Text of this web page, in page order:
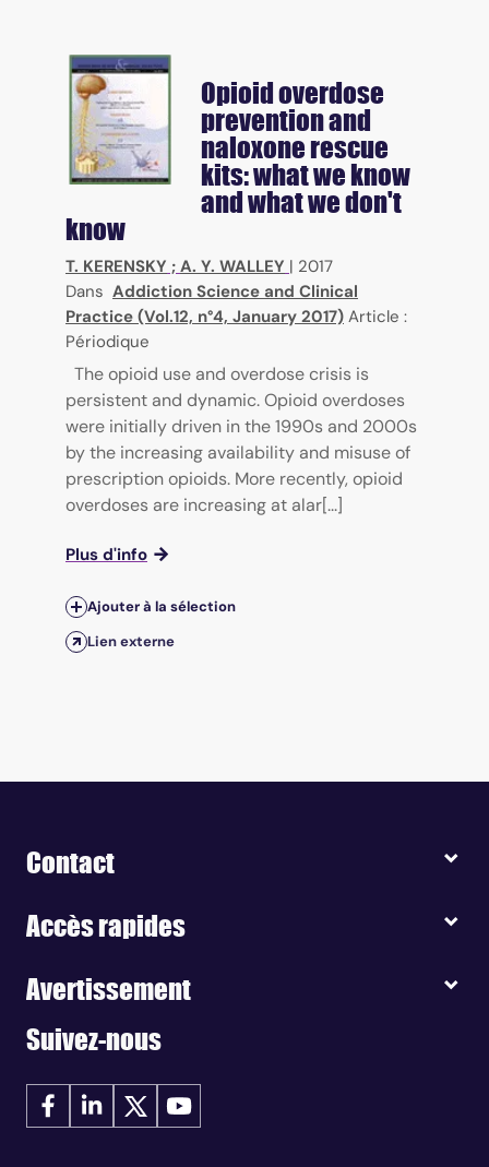
Opioid overdose
prevention and
naloxone rescue
kits: what we know
and what we don't
know
T. KERENSKY ; A. Y. WALLEY | 2017
Dans Addiction Science and Clinical
Practice (Vol.12, n°4, January 2017) Article :
Périodique
The opioid use and overdose crisis is
persistent and dynamic. Opioid overdoses
were initially driven in the 1990s and 2000s
by the increasing availability and misuse of
prescription opioids. More recently, opioid
overdoses are increasing at alar[...]
Plus d'info
Ajouter à la sélection
Lien externe
Contact
Accès rapides
Avertissement
Suivez-nous